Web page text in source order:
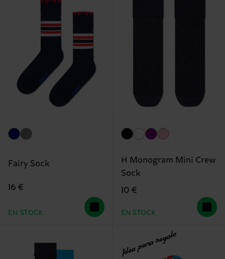
Fairy Sock
16 €
EN STOCK
H Monogram Mini Crew
Sock
10 €
EN STOCK
Idea para regalo